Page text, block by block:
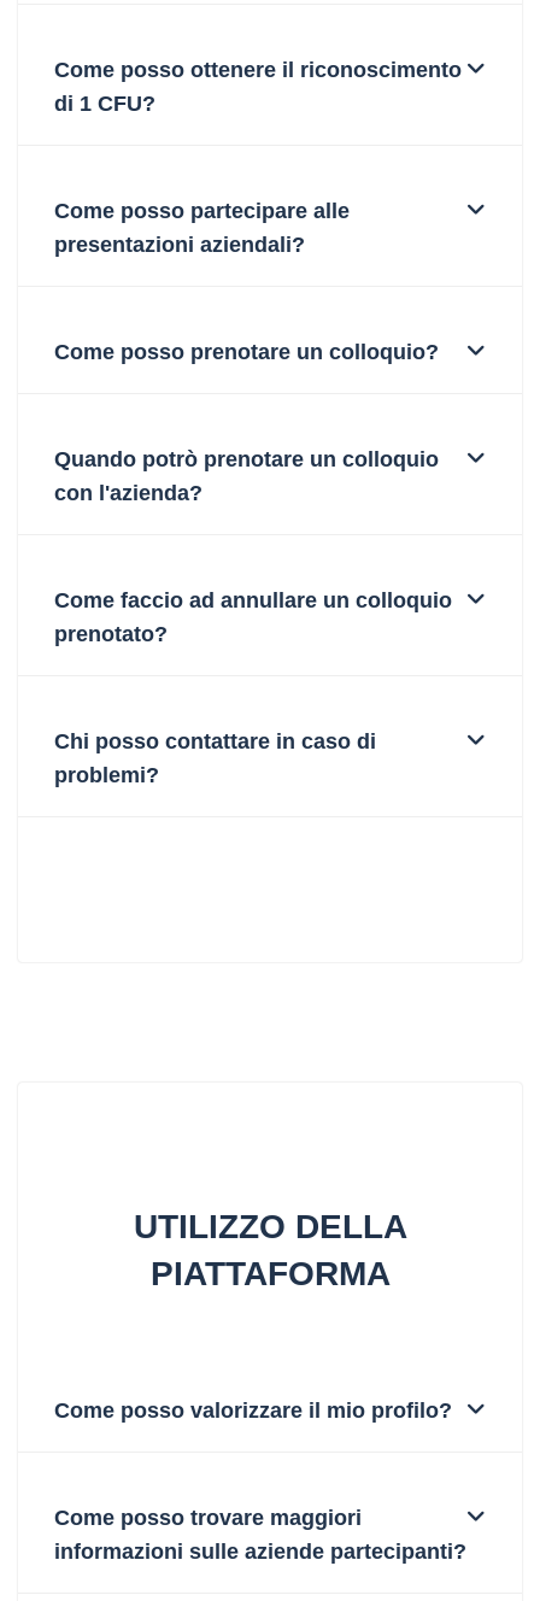
Come posso ottenere il riconoscimento
di 1 CFU?
Come posso partecipare alle
presentazioni aziendali?
Come posso prenotare un colloquio?
Quando potrò prenotare un colloquio
con l'azienda?
Come faccio ad annullare un colloquio
prenotato?
Chi posso contattare in caso di
problemi?
UTILIZZO DELLA
PIATTAFORMA
Come posso valorizzare il mio profilo?
Come posso trovare maggiori
informazioni sulle aziende partecipanti?